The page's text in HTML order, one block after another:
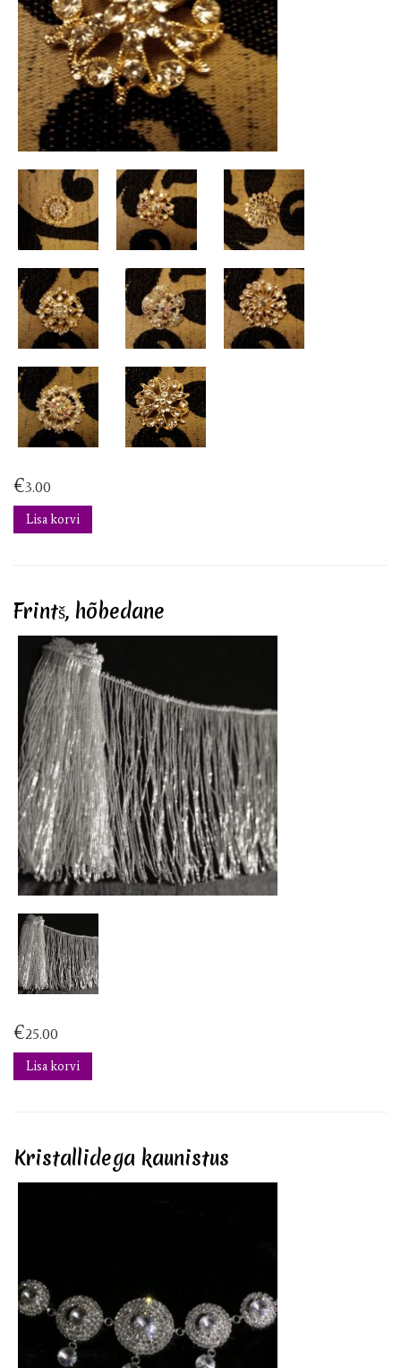
€3.00
Lisa korvi
Frintš, hõbedane
€25.00
Lisa korvi
Kristallidega kaunistus